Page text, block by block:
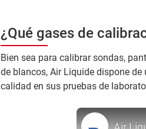
¿Qué gases de
Bien sea para calibrar sondas,
de blancos, Air Liquide dispone
calidad en sus pruebas de